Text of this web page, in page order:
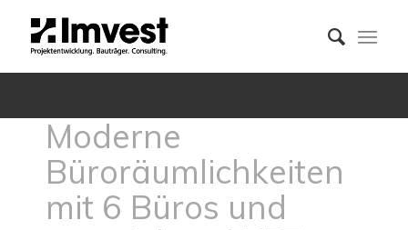
Moderne
Büroräumlichkeiten
mit 6 Büros und